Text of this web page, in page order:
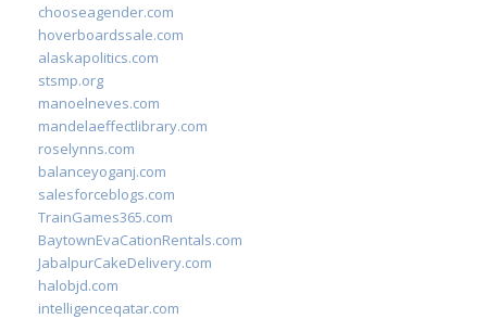
chooseagender.com
hoverboardssale.com
alaskapolitics.com
stsmp.org
manoelneves.com
mandelaeffectlibrary.com
roselynns.com
balanceyoganj.com
salesforceblogs.com
TrainGames365.com
BaytownEvaCationRentals.com
JabalpurCakeDelivery.com
halobjd.com
intelligenceqatar.com